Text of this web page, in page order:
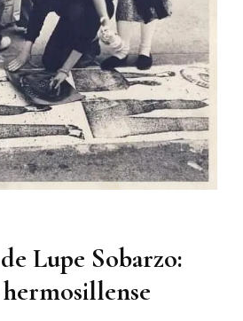
Lupe Sobarzo: